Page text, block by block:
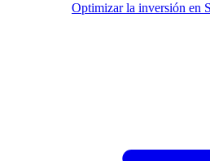
Optimizar la inversión en